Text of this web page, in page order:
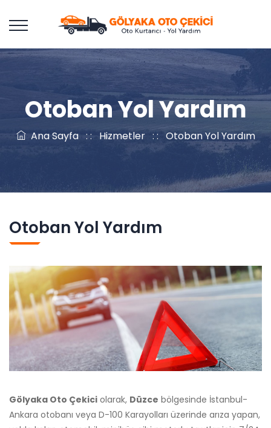
Otoban Yol Yardım
Ana Sayfa : : Hizmetler : : Otoban Yol Yardım
Otoban Yol Yardım
Gölyaka Oto Çekici olarak, Düzce bölgesinde İstanbul-
Ankara otobanı veya D-100 Karayolları üzerinde arıza yapan,